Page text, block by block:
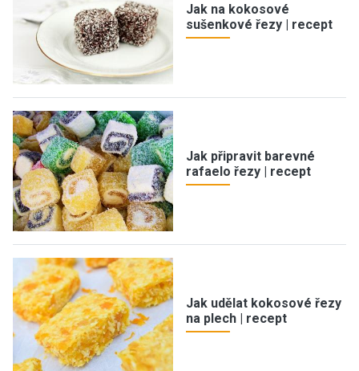
Jak na kokosové
sušenkové řezy | recept
Jak připravit barevné
rafaelo řezy | recept
Jak udělat kokosové řezy
na plech | recept